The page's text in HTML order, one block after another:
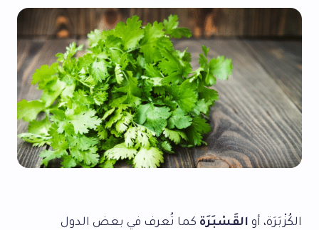
الكُزْبَرَة، أو القَسْبَرَة كما تُعرف في بعض الدول